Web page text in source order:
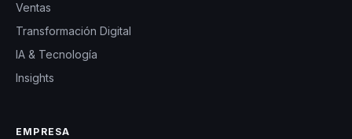
Ventas
Transformación Digital
IA & Tecnología
Insights
EMPRESA